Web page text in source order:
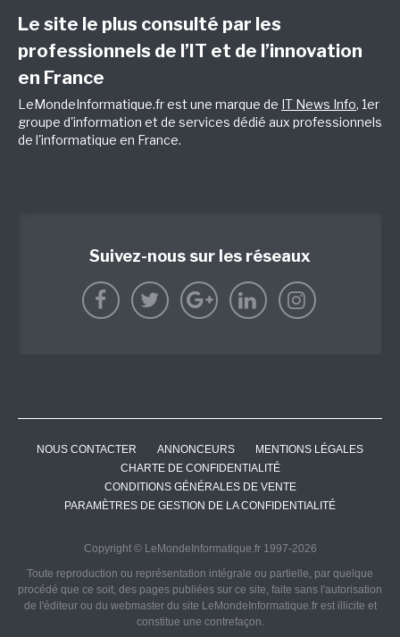
Le site le plus consulté par les
professionnels de l’IT et de l’innovation
en France
LeMondeInformatique.fr est une marque de IT News Info, 1er
groupe d'information et de services dédié aux professionnels
de l'informatique en France.
Suivez-nous sur les réseaux
NOUS CONTACTER ANNONCEURS
MENTIONS LÉGALES
CHARTE DE CONFIDENTIALITÉ
CONDITIONS GÉNÉRALES DE VENTE
PARAMÈTRES DE GESTION DE LA CONFIDENTIALITÉ
Copyright © LeMondeInformatique.fr 1997-2026
Toute reproduction ou représentation intégrale ou partielle, par quelque
procédé que ce soit, des pages publiées sur ce site, faite sans l'autorisation
de l'éditeur ou du webmaster du site LeMondeInformatique.fr est illicite et
constitue une contrefaçon.